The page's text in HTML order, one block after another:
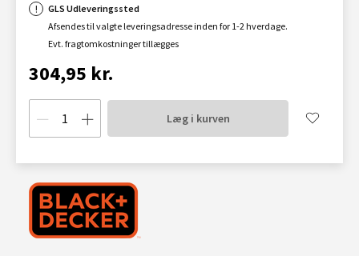
GLS Udleveringssted
Afsendes til valgte leveringsadresse inden for 1-2 hverdage.
Evt. fragtomkostninger tillægges
304,95 kr.
Læg i kurven